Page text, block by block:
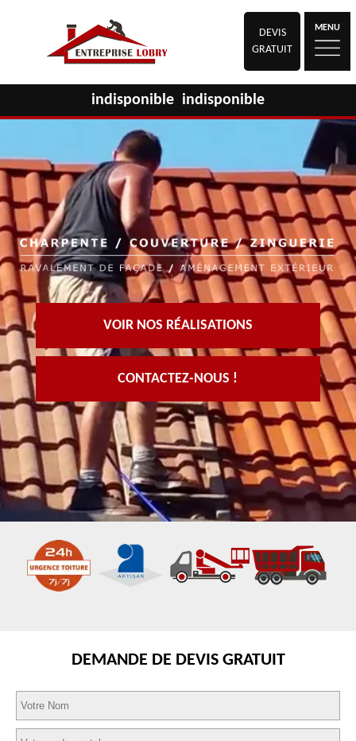
DEVIS
GRATUIT
MENU
indisponible indisponible
VOIR NOS RÉALISATIONS
CONTACTEZ-NOUS !
DEMANDE DE DEVIS GRATUIT